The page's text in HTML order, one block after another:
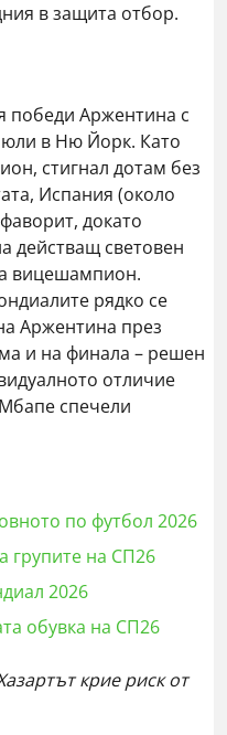
в защита отбор.
победи Аржентина с
в Ню Йорк. Като
стигнал дотам без
Испания (около
докато
действащ световен
вицешампион.
рядко се
Аржентина през
и на финала – решен
отличие
спечели
по футбол 2026
групите на СП26
2026
обувка на СП26
крие риск от